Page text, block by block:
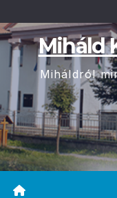
Miháld
Miháldról